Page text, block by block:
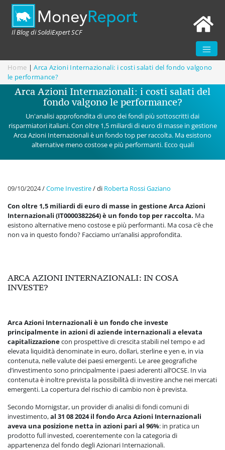
Il Blog di SoldiExpert SCF
Home |Arca Azioni Internazionali: i costi salati del fondo valgono
le performance?
Arca Azioni Internazionali: i costi salati del
fondo valgono le performance?
Un'analisi approfondita di uno dei fondi più sottoscritti dai
risparmiatori italiani. Con oltre 1,5 miliardi di euro di masse in gestione
Arca Azioni Internazionali è un fondo top per raccolta. Ma esistono
alternative meno costose e più performanti. Ecco quali
09/10/2024/Come Investire/di Roberta Rossi Gaziano
Con oltre 1,5 miliardi di euro di masse in gestione Arca Azioni
Internazionali (IT0000382264) è un fondo top per raccolta. Ma
esistono alternative meno costose e più performanti. Ma cosa c’è che
non va in questo fondo? Facciamo un’analisi approfondita.
ARCA AZIONI INTERNAZIONALI: IN COSA
INVESTE?
Arca Azioni Internazionali è un fondo che investe
principalmente in azioni di aziende internazionali a elevata
capitalizzazionecon prospettive di crescita stabili nel tempo e ad
elevata liquidità denominate in euro, dollari, sterline e yen e, in via
contenuta, nelle valute dei paesi emergenti. Le aree geografiche
d’investimento sono principalmente i paesi aderenti all’OCSE. In via
contenuta è inoltre prevista la possibilità di investire anche nei mercati
emergenti. La copertura del rischio di cambio non è prevista.
Secondo Mornigstar, un provider di analisi di fondi comuni di
investimento,al 31 08 2024 il fondo Arca Azioni Internazionali
aveva una posizione netta in azioni pari al 96%: in pratica un
prodotto full invested, coerentemente con la categoria di
appartenenza del fondo degli Azionari Internazionali.